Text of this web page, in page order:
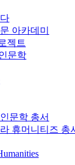
아카데미
젝트
문학
문학 총서
휴머니티즈 총